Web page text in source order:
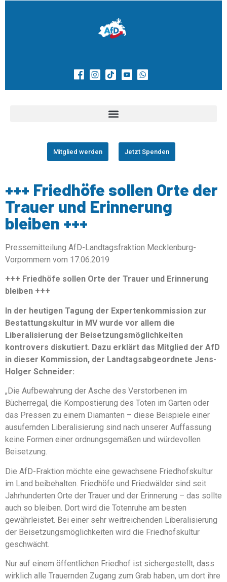
Mitglied werden Jetzt Spenden
+++ Friedhöfe sollen Orte der
Trauer und Erinnerung
bleiben +++
Pressemitteilung AfD-Landtagsfraktion Mecklenburg-
Vorpommern vom 17.06.2019
+++ Friedhöfe sollen Orte der Trauer und Erinnerung
bleiben +++
In der heutigen Tagung der Expertenkommission zur
Bestattungskultur in MV wurde vor allem die
Liberalisierung der Beisetzungsmöglichkeiten
kontrovers diskutiert. Dazu erklärt das Mitglied der AfD
in dieser Kommission, der Landtagsabgeordnete Jens-
Holger Schneider:
„Die Aufbewahrung der Asche des Verstorbenen im
Bücherregal, die Kompostierung des Toten im Garten oder
das Pressen zu einem Diamanten – diese Beispiele einer
ausufernden Liberalisierung sind nach unserer Auffassung
keine Formen einer ordnungsgemäßen und würdevollen
Beisetzung.
Die AfD-Fraktion möchte eine gewachsene Friedhofskultur
im Land beibehalten. Friedhöfe und Friedwälder sind seit
Jahrhunderten Orte der Trauer und der Erinnerung – das sollte
auch so bleiben. Dort wird die Totenruhe am besten
gewährleistet. Bei einer sehr weitreichenden Liberalisierung
der Beisetzungsmöglichkeiten wird die Friedhofskultur
geschwächt.
Nur auf einem öffentlichen Friedhof ist sichergestellt, dass
wirklich alle Trauernden Zugang zum Grab haben, um dort ihre